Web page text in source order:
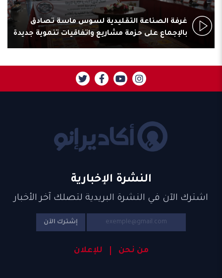
غرفة الصناعة التقليدية لسوس ماسة تصادق
بالإجماع على حزمة مشاريع واتفاقيات تنموية جديدة
النشرة الإخبارية
اشترك الآن في النشرة البريدية لتصلك آخر الأخبار
إشترك الآن
من نحن للإعلان